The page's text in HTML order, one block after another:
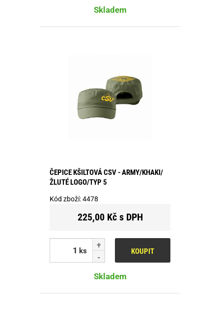
Skladem
ČEPICE KŠILTOVÁ CSV - ARMY/KHAKI/
ŽLUTÉ LOGO/TYP 5
Kód zboží:4478
225,00 Kč s DPH
ks KOUPIT
Skladem